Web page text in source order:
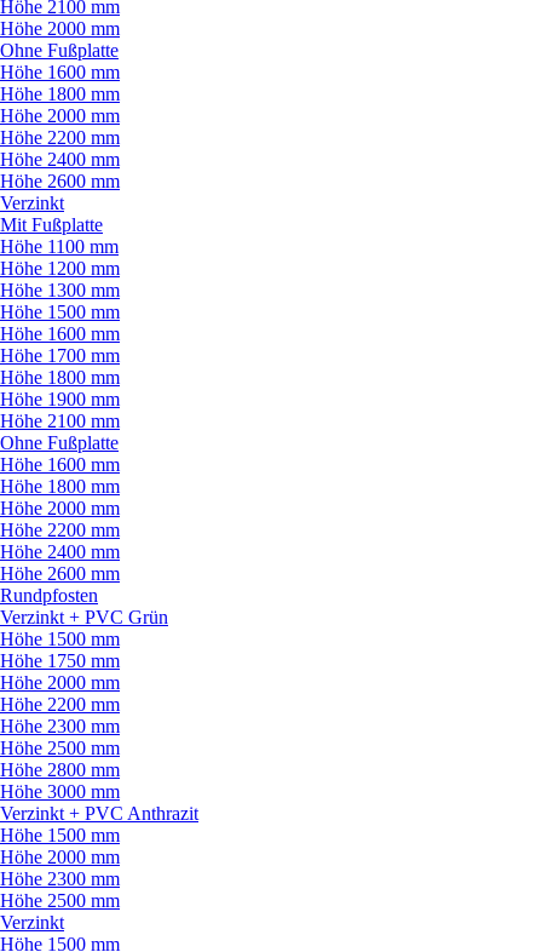
Höhe 2100 mm
Höhe 2000 mm
Ohne Fußplatte
Höhe 1600 mm
Höhe 1800 mm
Höhe 2000 mm
Höhe 2200 mm
Höhe 2400 mm
Höhe 2600 mm
Verzinkt
Mit Fußplatte
Höhe 1100 mm
Höhe 1200 mm
Höhe 1300 mm
Höhe 1500 mm
Höhe 1600 mm
Höhe 1700 mm
Höhe 1800 mm
Höhe 1900 mm
Höhe 2100 mm
Ohne Fußplatte
Höhe 1600 mm
Höhe 1800 mm
Höhe 2000 mm
Höhe 2200 mm
Höhe 2400 mm
Höhe 2600 mm
Rundpfosten
Verzinkt + PVC Grün
Höhe 1500 mm
Höhe 1750 mm
Höhe 2000 mm
Höhe 2200 mm
Höhe 2300 mm
Höhe 2500 mm
Höhe 2800 mm
Höhe 3000 mm
Verzinkt + PVC Anthrazit
Höhe 1500 mm
Höhe 2000 mm
Höhe 2300 mm
Höhe 2500 mm
Verzinkt
Höhe 1500 mm